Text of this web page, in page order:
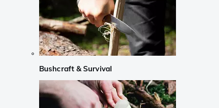
Bushcraft & Survival